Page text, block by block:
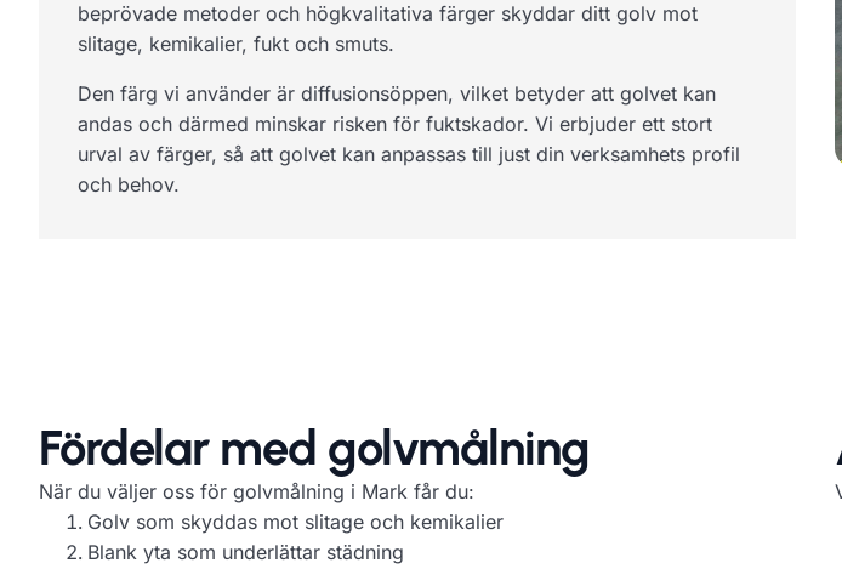
beprövade metoder och högkvalitativa färger skyddar ditt golv mot
slitage, kemikalier, fukt och smuts.
Den färg vi använder är diffusionsöppen, vilket betyder att golvet kan
andas och därmed minskar risken för fuktskador. Vi erbjuder ett stort
urval av färger, så att golvet kan anpassas till just din verksamhets profil
och behov.
Fördelar med golvmålning
När du väljer oss för golvmålning i Mark får du:
Golv som skyddas mot slitage och kemikalier
Blank yta som underlättar städning